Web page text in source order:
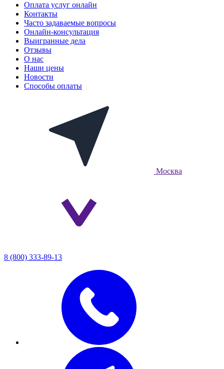
Оплата услуг онлайн
Контакты
Часто задаваемые вопросы
Онлайн-консультация
Выигранные дела
Отзывы
О нас
Наши цены
Новости
Способы оплаты
Москва
8 (800) 333-89-13